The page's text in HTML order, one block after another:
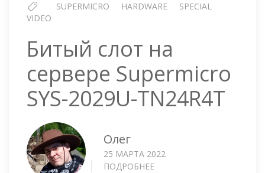
SUPERMICRO HARDWARE
SPECIAL
VIDEO
Битый слот на
сервере Supermicro
SYS-2029U-TN24R4T
Олег
25 МАРТА 2022
ПОДРОБНЕЕ